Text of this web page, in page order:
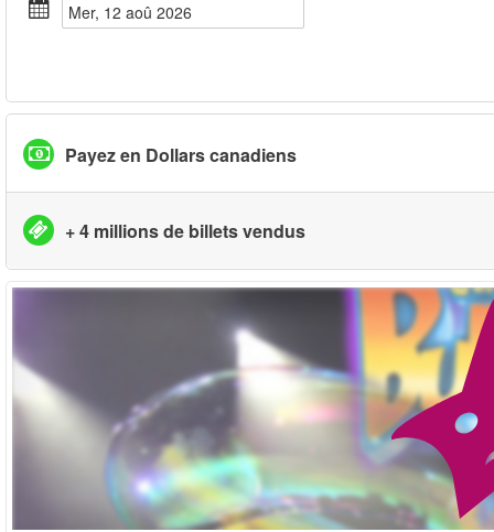
mer, 12 aoû 2026
Payez en Dollars canadiens
+ 4 millions de billets vendus